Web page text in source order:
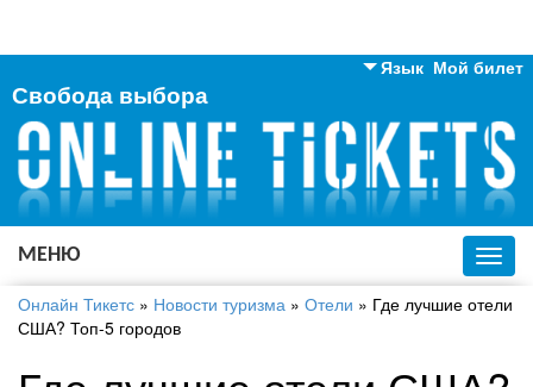
Мой билет
Язык
Английский
Русский
Украинский
Свобода выбора
МЕНЮ
Онлайн Тикетс » Новости туризма » Отели » Где лучшие отели
США? Топ-5 городов